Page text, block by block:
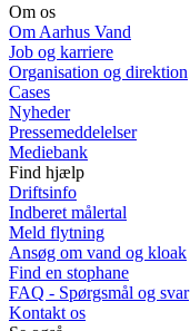
Om os
Om Aarhus Vand
Job og karriere
Organisation og direktion
Cases
Nyheder
Pressemeddelelser
Mediebank
Find hjælp
Driftsinfo
Indberet målertal
Meld flytning
Ansøg om vand og kloak
Find en stophane
FAQ - Spørgsmål og svar
Kontakt os